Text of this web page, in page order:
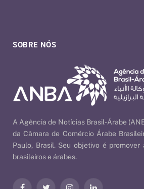
SOBRE NÓS
A Agência de Notícias Brasil-Árabe
da Câmara de Comércio Árabe
Paulo, Brasil. Seu objetivo é
brasileiros e árabes.